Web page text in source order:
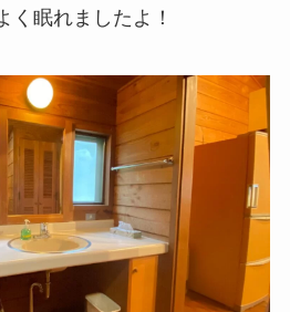
く眠れましたよ！